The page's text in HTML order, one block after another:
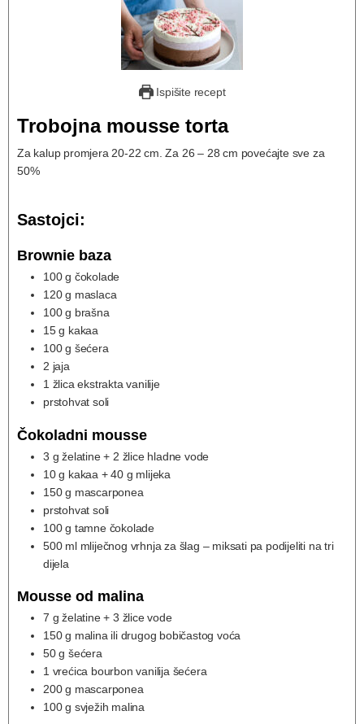
Ispišite recept
Trobojna mousse torta
Za kalup promjera 20-22 cm. Za 26 – 28 cm povećajte sve za
50%
Sastojci:
Brownie baza
100 g čokolade
120 g maslaca
100 g brašna
15 g kakaa
100 g šećera
2 jaja
1 žlica ekstrakta vanilije
prstohvat soli
Čokoladni mousse
3 g želatine + 2 žlice hladne vode
10 g kakaa + 40 g mlijeka
150 g mascarponea
prstohvat soli
100 g tamne čokolade
500 ml mliječnog vrhnja za šlag – miksati pa podijeliti na tri
dijela
Mousse od malina
7 g želatine + 3 žlice vode
150 g malina ili drugog bobičastog voća
50 g šećera
1 vrećica bourbon vanilija šećera
200 g mascarponea
100 g svježih malina